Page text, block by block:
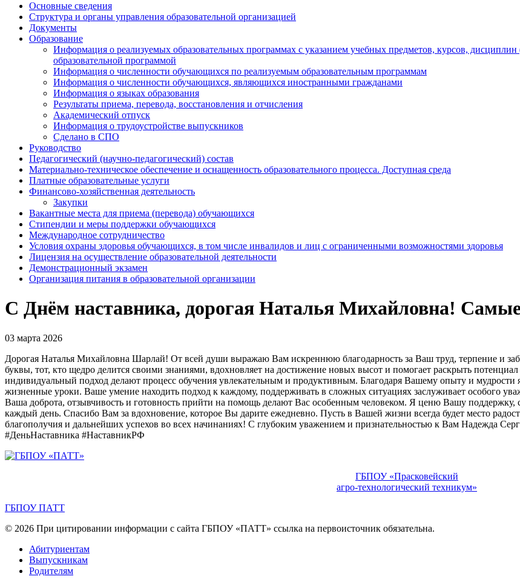
Основные сведения
Структура и органы управления образовательной организацией
Документы
Образование
Информация о реализуемых образовательных программах с указанием учебных предметов, курсов,
образовательной программой
Информация о численности обучающихся по реализуемым образовательным программам
Информация о численности обучающихся, являющихся иностранными гражданами
Информация о языках образования
Результаты приема, перевода, восстановления и отчисления
Академический отпуск
Информация о трудоустройстве выпускников
Сделано в СПО
Руководство
Педагогический (научно-педагогический) состав
Материально-техническое обеспечение и оснащенность образовательного процесса. Доступная среда
Платные образовательные услуги
Финансово-хозяйственная деятельность
Закупки
Вакантные места для приема (перевода) обучающихся
Стипендии и меры поддержки обучающихся
Международное сотрудничество
Условия охраны здоровья обучающихся, в том числе инвалидов и лиц с ограниченными возможностями здоровья
Лицензия на осуществление образовательной деятельности
Демонстрационный экзамен
Организация питания в образовательной организации
С Днём наставника, дорогая Наталья Михайловна! Самые
03 марта 2026
Дорогая Наталья Михайловна Шарлай! От всей души выражаю Вам искреннюю благодарность за Ваш труд, терпение и
буквы, тот, кто щедро делится своими знаниями, вдохновляет на достижение новых высот и помогает раскрыть
индивидуальный подход делают процесс обучения увлекательным и продуктивным. Благодаря Вашему опыту и
жизненные уроки. Ваше умение находить подход к каждому, поддерживать в сложных ситуациях заслуживает особого
Ваша доброта, отзывчивость и готовность прийти на помощь делают Вас особенным человеком. Я ценю Вашу
каждый день. Спасибо Вам за вдохновение, которое Вы дарите ежедневно. Пусть в Вашей жизни всегда будет место
благополучия и дальнейших успехов во всех начинаниях! С глубоким уважением и признательностью к Вам Надежда
#ДеньНаставника #НаставникРФ
ГБПОУ «Прасковейский
агро-технологический техникум»
ГБПОУ ПАТТ
© 2026 При цитировании информации с сайта ГБПОУ «ПАТТ» ссылка на первоисточник обязательна.
Абитуриентам
Выпускникам
Родителям